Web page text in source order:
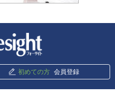
初めての方 会員登録